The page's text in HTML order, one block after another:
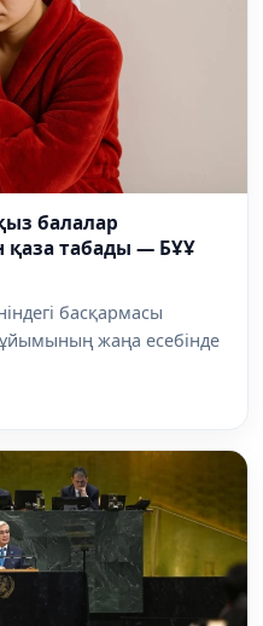
балалар
табады — БҰҰ
басқармасы
жаңа есебінде